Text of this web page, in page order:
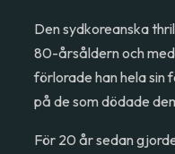
Den sydkoreanska
80-årsåldern och
förlorade han hela sin
på de som dödade
För 20 år sedan